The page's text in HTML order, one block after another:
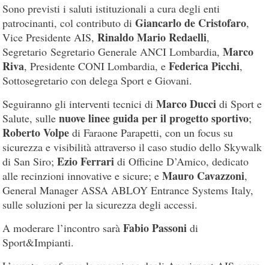
Sono previsti i saluti istituzionali a cura degli enti
patrocinanti, col contributo diGiancarlo de Cristofaro,
Vice Presidente AIS,Rinaldo Mario Redaelli,
Segretario Segretario Generale ANCI Lombardia,Marco
Riva, Presidente CONI Lombardia, eFederica Picchi,
Sottosegretario con delega Sport e Giovani.
Seguiranno gli interventi tecnici diMarco Ducci di Sport e
Salute, sullenuove linee guida per il progetto sportivo;
Roberto Volpe di Faraone Parapetti, con un focus su
sicurezza e visibilità attraverso il caso studio dello Skywalk
di San Siro;Ezio Ferrari di Officine D’Amico, dedicato
alle recinzioni innovative e sicure; eMauro Cavazzoni,
General Manager ASSA ABLOY Entrance Systems Italy,
sulle soluzioni per la sicurezza degli accessi.
A moderare l’incontro saràFabio Passonidi
Sport&Impianti.